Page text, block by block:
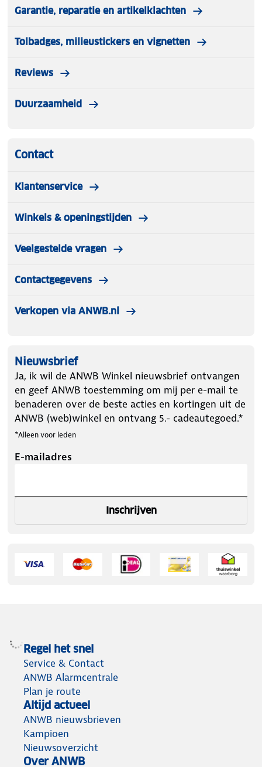
Garantie, reparatie en artikelklachten
Tolbadges, milieustickers en vignetten
Reviews
Duurzaamheid
Contact
Klantenservice
Winkels & openingstijden
Veelgestelde vragen
Contactgegevens
Verkopen via ANWB.nl
Nieuwsbrief
Ja, ik wil de ANWB Winkel nieuwsbrief ontvangen
en geef ANWB toestemming om mij per e-mail te
benaderen over de beste acties en kortingen uit de
ANWB (web)winkel en ontvang 5.- cadeautegoed.*
*Alleen voor leden
E-mailadres
Inschrijven
Regel het snel
Service & Contact
ANWB Alarmcentrale
Plan je route
Altijd actueel
ANWB nieuwsbrieven
Kampioen
Nieuwsoverzicht
Over ANWB